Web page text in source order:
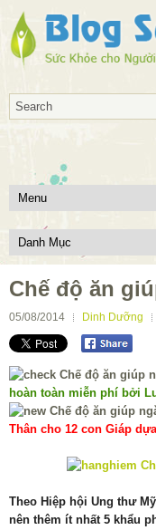
Chế độ ăn
05/08/2014 Dinh Dưỡng
hoàn toàn miễn phí bởi
Thân cho 12 con Giáp
Theo Hiệp hội Ung thư
nên thêm ít nhất 5 khẩu